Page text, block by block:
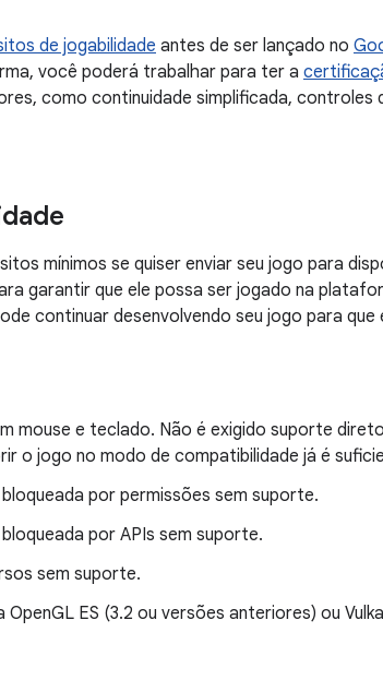
de jogabilidade antes de ser lançado no
você poderá trabalhar para ter a
como continuidade simplificada,
mínimos se quiser enviar seu jogo para
garantir que ele possa ser jogado na
continuar desenvolvendo seu jogo para
mouse e teclado. Não é exigido suporte
o jogo no modo de compatibilidade já é
por permissões sem suporte.
por APIs sem suporte.
sem suporte.
ES (3.2 ou versões anteriores) ou